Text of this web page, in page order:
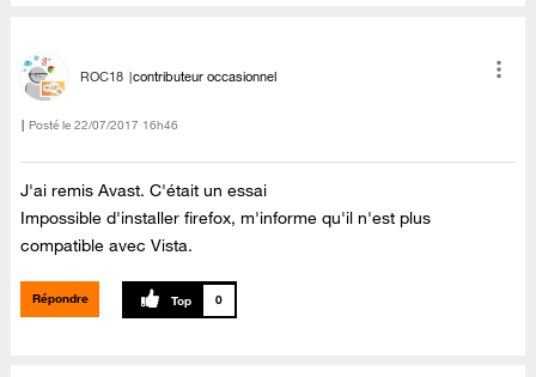
ROC18 contributeur occasionnel
Posté le ‎22/07/2017 16h46
J'ai remis Avast. C'était un essai
Impossible d'installer firefox, m'informe qu'il n'est plus
compatible avec Vista.
Répondre 0